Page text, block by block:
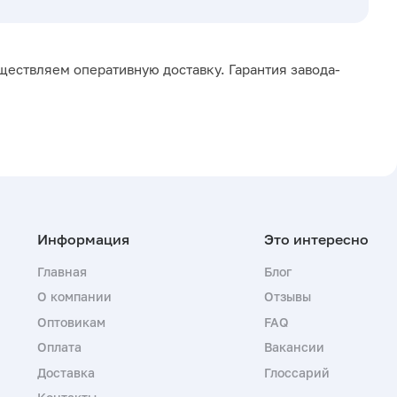
оперативную доставку. Гарантия завода-
Главная
О компании
Оптовикам
Оплата
Доставка
Блог
Отзывы
FAQ
Вакансии
Глоссарий